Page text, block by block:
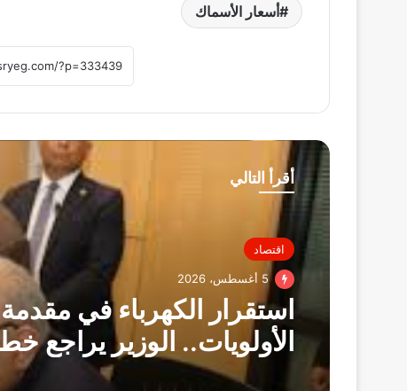
أسعار الأسماك
أقرأ التالي
اقتصاد
5 أغسطس، 2026
استقرار الكهرباء في مقدمة
الأولويات.. الوزير يراجع
تشغيل الشبكة